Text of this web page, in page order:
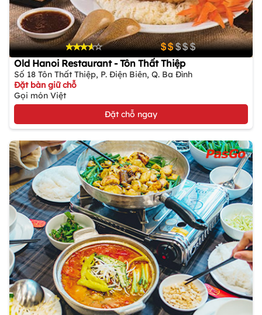
Old Hanoi Restaurant - Tôn Thất Thiệp
Số 18 Tôn Thất Thiệp, P. Điện Biên, Q. Ba Đình
Đặt bàn giữ chỗ
Gọi món Việt
Đặt chỗ ngay